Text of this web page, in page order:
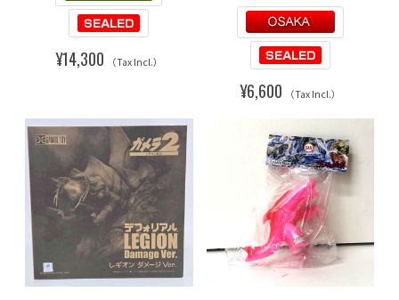
¥14,300 （Tax Incl.）
¥6,600 （Tax Incl.）